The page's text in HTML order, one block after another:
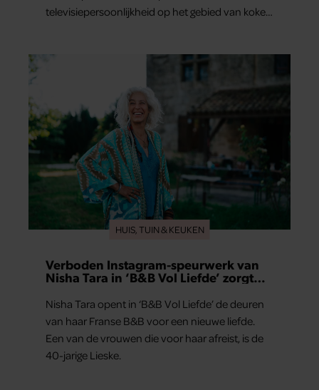
televisiepersoonlijkheid op het gebied van koken
HUIS, TUIN & KEUKEN
Verboden Instagram-speurwerk van
Nisha Tara in ‘B&B Vol Liefde’ zorgt
Nisha Tara opent in ‘B&B Vol Liefde’ de deuren
van haar Franse B&B voor een nieuwe liefde.
Een van de vrouwen die voor haar afreist, is de
40-jarige Lieske.